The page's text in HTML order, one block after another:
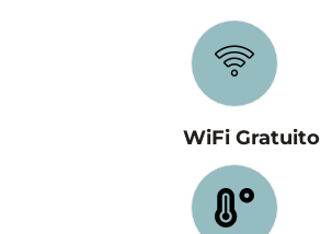
WiFi Gratuito